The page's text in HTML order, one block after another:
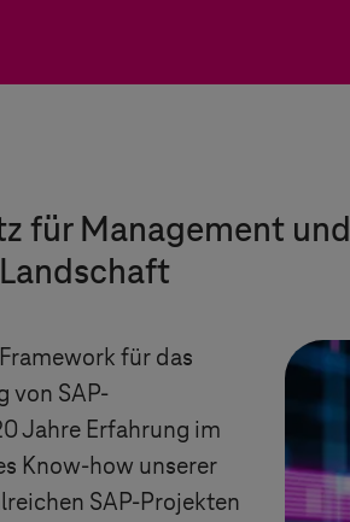
für Management und
für das
von SAP-
Jahre Erfahrung im
Know-how unserer
SAP-Projekten